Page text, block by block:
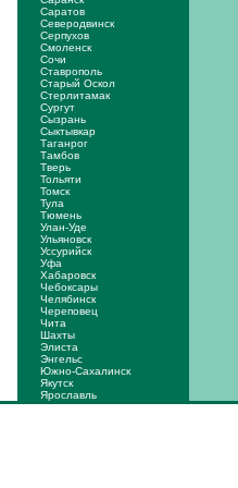
Саратов
Северодвинск
Серпухов
Смоленск
Сочи
Ставрополь
Старый Оскол
Стерлитамак
Сургут
Сызрань
Сыктывкар
Таганрог
Тамбов
Тверь
Тольяти
Томск
Тула
Тюмень
Улан-Уде
Ульяновск
Уссурийск
Уфа
Хабаровск
Чебоксары
Челябинск
Череповец
Чита
Шахты
Элиста
Энгельс
Южно-Сахалинск
Якутск
Ярослaвль